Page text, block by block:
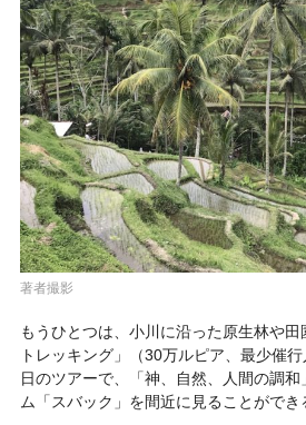
著者撮影
もうひとつは、小川に沿った原生林や
トレッキング」（30万ルピア、最少催
日のツアーで、「神、自然、人間の調
ム「スバック」を間近に見ることができ